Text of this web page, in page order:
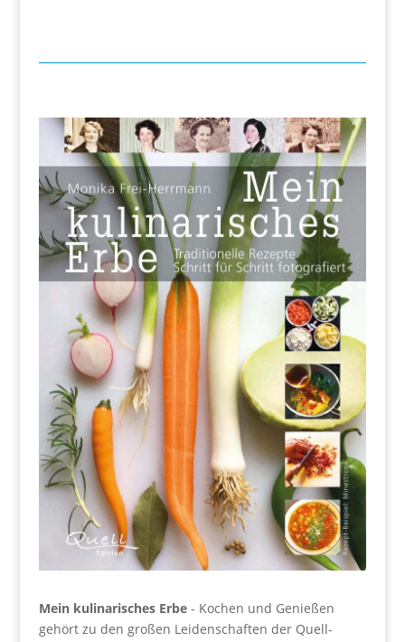
Mein kulinarisches Erbe- Kochen und Genießen
gehört zu den großen Leidenschaften der Quell-